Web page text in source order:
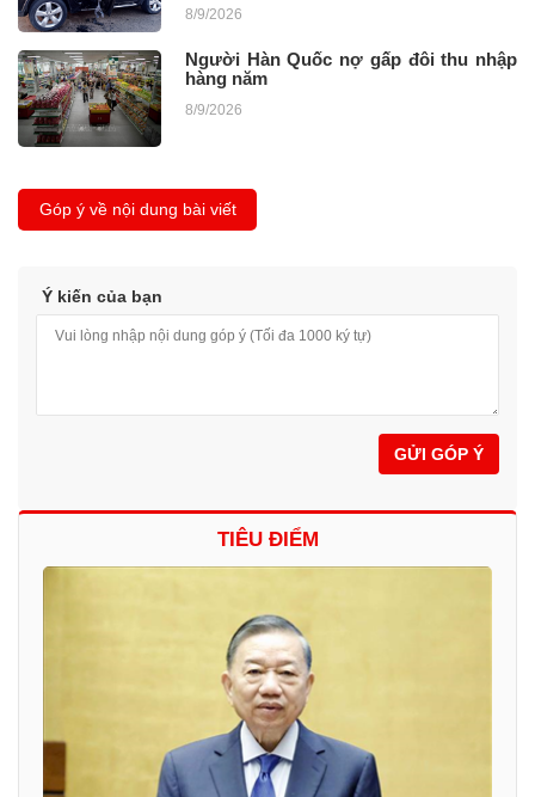
8/9/2026
Người Hàn Quốc nợ gấp đôi thu nhập
hàng năm
8/9/2026
Góp ý về nội dung bài viết
Ý kiến của bạn
GỬI GÓP Ý
TIÊU ĐIỂM